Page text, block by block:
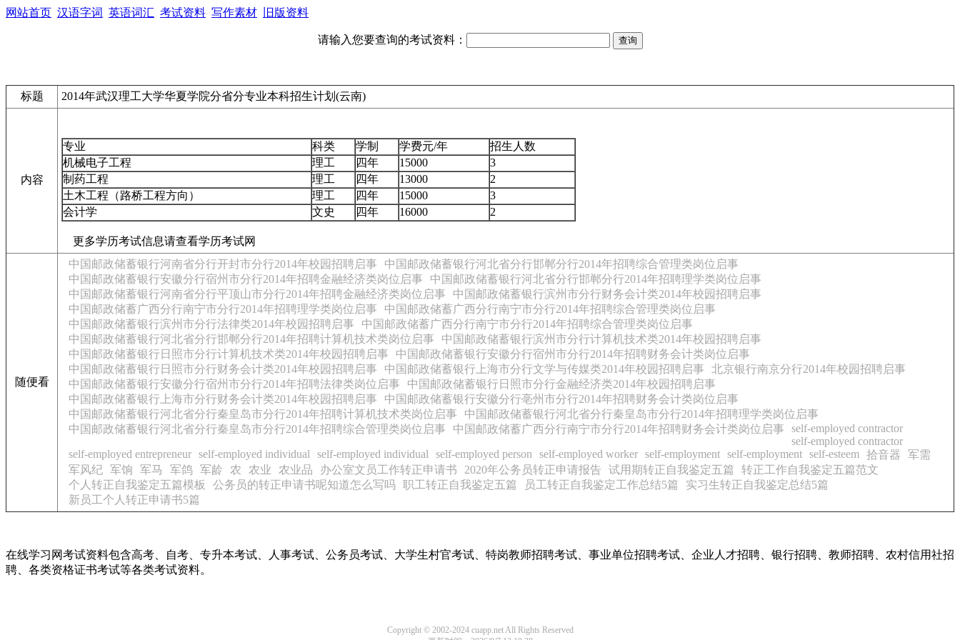
网站首页 汉语字词 英语词汇 考试资料 写作素材 旧版资料
请输入您要查询的考试资料：
标题 2014年武汉理工大学华夏学院分省分专业本科招生计划(云南)
内容
专业 科类 学制 学费元/年
招生人数
机械电子工程
理工 四年 15000
3
制药工程
理工 四年 13000
2
土木工程（路桥工程方向）
理工 四年 15000
3
会计学
文史 四年 16000 2
更多学历考试信息请查看学历考试网
随便看
中国邮政储蓄银行河南省分行开封市分行2014年校园招聘启事
中国邮政储蓄银行河北省分行邯郸分行2014年招聘综合管理类岗位启事
中国邮政储蓄银行安徽分行宿州市分行2014年招聘金融经济类岗位启事
中国邮政储蓄银行河北省分行邯郸分行2014年招聘理学类岗位启事
中国邮政储蓄银行河南省分行平顶山市分行2014年招聘金融经济类岗位启事
中国邮政储蓄银行滨州市分行财务会计类2014年校园招聘启事
中国邮政储蓄广西分行南宁市分行2014年招聘理学类岗位启事
中国邮政储蓄广西分行南宁市分行2014年招聘综合管理类岗位启事
中国邮政储蓄银行滨州市分行法律类2014年校园招聘启事
中国邮政储蓄广西分行南宁市分行2014年招聘综合管理类岗位启事
中国邮政储蓄银行河北省分行邯郸分行2014年招聘计算机技术类岗位启事
中国邮政储蓄银行滨州市分行计算机技术类2014年校园招聘启事
中国邮政储蓄银行日照市分行计算机技术类2014年校园招聘启事
中国邮政储蓄银行安徽分行宿州市分行2014年招聘财务会计类岗位启事
中国邮政储蓄银行日照市分行财务会计类2014年校园招聘启事
中国邮政储蓄银行上海市分行文学与传媒类2014年校园招聘启事
北京银行南京分行2014年校园招聘启事
中国邮政储蓄银行安徽分行宿州市分行2014年招聘法律类岗位启事
中国邮政储蓄银行日照市分行金融经济类2014年校园招聘启事
中国邮政储蓄银行上海市分行财务会计类2014年校园招聘启事
中国邮政储蓄银行安徽分行亳州市分行2014年招聘财务会计类岗位启事
中国邮政储蓄银行河北省分行秦皇岛市分行2014年招聘计算机技术类岗位启事
中国邮政储蓄银行河北省分行秦皇岛市分行2014年招聘理学类岗位启事
中国邮政储蓄银行河北省分行秦皇岛市分行2014年招聘综合管理类岗位启事
中国邮政储蓄广西分行南宁市分行2014年招聘财务会计类岗位启事
self-employed contractor
self-employed contractor
self-employed entrepreneur self-employed individual self-employed individual self-employed person self-employed worker self-employment self-employment self-esteem 拾音器
军需
军风纪 军饷 军马 军鸽 军龄 农 农业 农业品 办公室文员工作转正申请书 2020年公务员转正申请报告 试用期转正自我鉴定五篇
转正工作自我鉴定五篇范文
个人转正自我鉴定五篇模板
公务员的转正申请书呢知道怎么写吗 职工转正自我鉴定五篇 员工转正自我鉴定工作总结5篇
实习生转正自我鉴定总结5篇
新员工个人转正申请书5篇
在线学习网考试资料包含高考、自考、专升本考试、人事考试、公务员考试、大学生村官考试、特岗教师招聘考试、事业单位招聘考试、企业人才招聘、银行招聘、教师招聘、农村信用社招
聘、各类资格证书考试等各类考试资料。
Copyright © 2002-2024 cuapp.net All Rights Reserved